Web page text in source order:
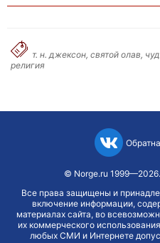
т. н. джексон, святой олав,
религия
© Norge.ru
Все права защищены и
включение информации,
материалах сайта, во
их коммерческого
любых СМИ и Интернете